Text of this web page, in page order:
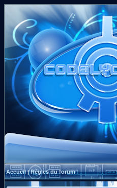
Accueil|Règles du forum